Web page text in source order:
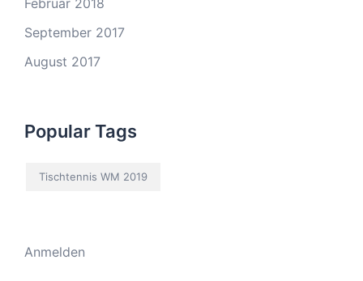
Februar 2018
September 2017
August 2017
Popular Tags
Tischtennis WM 2019
Anmelden